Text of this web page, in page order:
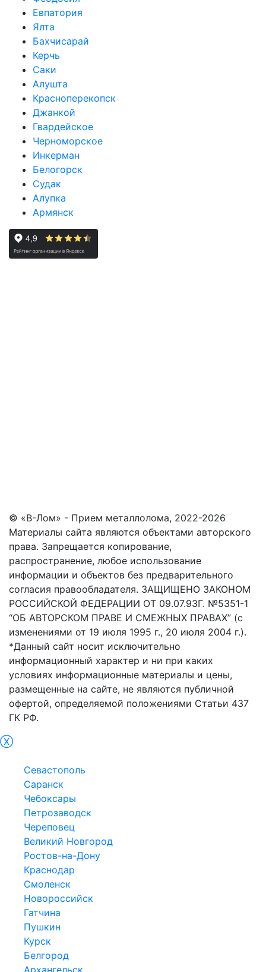
Евпатория
Ялта
Бахчисарай
Керчь
Саки
Алушта
Красноперекопск
Джанкой
Гвардейское
Черноморское
Инкерман
Белогорск
Судак
Алупка
Армянск
© «В-Лом» - Прием металлолома, 2022-2026
Материалы сайта являются объектами авторского
права. Запрещается копирование,
распространение, любое использование
информации и объектов без предварительного
согласия правообладателя. ЗАЩИЩЕНО ЗАКОНОМ
РОССИЙСКОЙ ФЕДЕРАЦИИ ОТ 09.07.93Г. №5351-1
“ОБ АВТОРСКОМ ПРАВЕ И СМЕЖНЫХ ПРАВАХ” (с
изменениями от 19 июля 1995 г., 20 июля 2004 г.).
*Данный сайт носит исключительно
информационный характер и ни при каких
условиях информационные материалы и цены,
размещенные на сайте, не являются публичной
офертой, определяемой положениями Статьи 437
ГК РФ.
Ⓧ
Севастополь
Саранск
Чебоксары
Петрозаводск
Череповец
Великий Новгород
Ростов-на-Дону
Краснодар
Смоленск
Новороссийск
Гатчина
Пушкин
Курск
Белгород
Архангельск